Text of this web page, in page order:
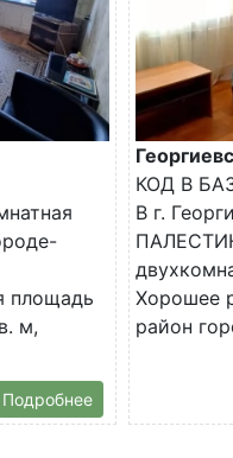
площадь
м,
Подробнее
КОД В
В г.
Хорошее
район